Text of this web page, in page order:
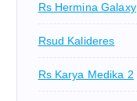
Rs Hermina Galaxy
Rsud Kalideres
Rs Karya Medika 2